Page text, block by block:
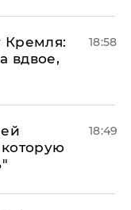
Кремля:
вдвое,
18:58
18:49